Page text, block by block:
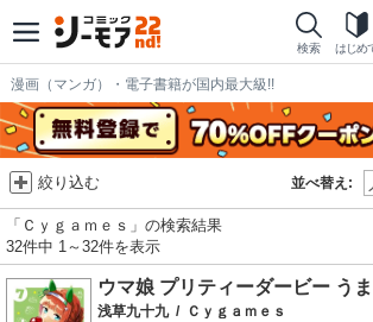
検索 はじめ
漫画（マンガ）・電子書籍が国内最大級!!
並べ替え:
絞り込む
「Ｃｙｇａｍｅｓ」の検索結果
32件中 1～32件を表示
ウマ娘 プリティーダービー う
浅草九十九 / Ｃｙｇａｍｅｓ